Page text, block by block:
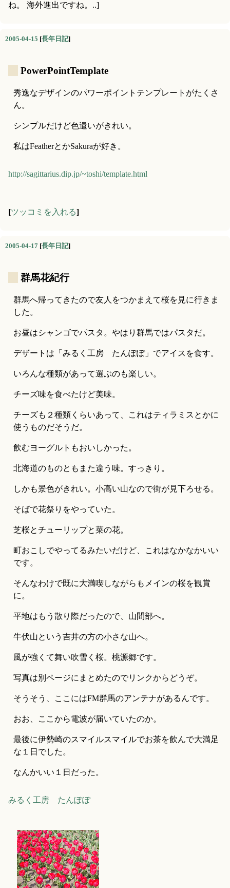
ね。 海外進出ですね。..]
2005-04-15 [長年日記]
PowerPointTemplate
秀逸なデザインのパワーポイントテンプレートがたくさ
ん。
シンプルだけど色遣いがきれい。
私はFeatherとかSakuraが好き。
http://sagittarius.dip.jp/~toshi/template.html
[ツッコミを入れる]
2005-04-17 [長年日記]
群馬花紀行
群馬へ帰ってきたので友人をつかまえて桜を見に行きま
した。
お昼はシャンゴでパスタ。やはり群馬ではパスタだ。
デザートは「みるく工房　たんぽぽ」でアイスを食す。
いろんな種類があって選ぶのも楽しい。
チーズ味を食べたけど美味。
チーズも２種類くらいあって、これはティラミスとかに
使うものだそうだ。
飲むヨーグルトもおいしかった。
北海道のものともまた違う味。すっきり。
しかも景色がきれい。小高い山なので街が見下ろせる。
そばで花祭りをやっていた。
芝桜とチューリップと菜の花。
町おこしでやってるみたいだけど、これはなかなかいい
です。
そんなわけで既に大満喫しながらもメインの桜を観賞
に。
平地はもう散り際だったので、山間部へ。
牛伏山という吉井の方の小さな山へ。
風が強くて舞い吹雪く桜。桃源郷です。
写真は別ページにまとめたのでリンクからどうぞ。
そうそう、ここにはFM群馬のアンテナがあるんです。
おお、ここから電波が届いていたのか。
最後に伊勢崎のスマイルスマイルでお茶を飲んで大満足
な１日でした。
なんかいい１日だった。
みるく工房 たんぽぽ